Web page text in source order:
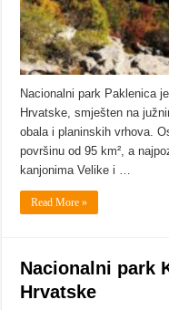
Nacionalni park Paklenica
Hrvatske, smješten na
obala i planinskih vrhova.
površinu od 95 km², a
kanjonima Velike i …
Read More »
Nacionalni park
Hrvatske